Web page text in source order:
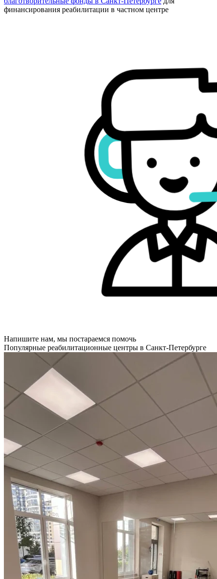
финансирования реабилитации в частном центре
Напишите нам, мы постараемся помочь
Популярные реабилитационные центры в Санкт-Петербурге